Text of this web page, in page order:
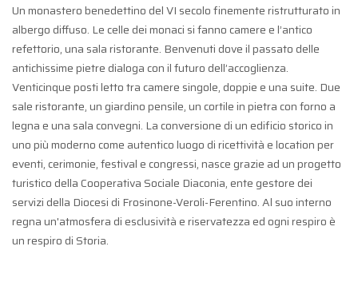
Un monastero benedettino del VI secolo finemente ristrutturato in
albergo diffuso. Le celle dei monaci si fanno camere e l’antico
refettorio, una sala ristorante. Benvenuti dove il passato delle
antichissime pietre dialoga con il futuro dell’accoglienza.
Venticinque posti letto tra camere singole, doppie e una suite. Due
sale ristorante, un giardino pensile, un cortile in pietra con forno a
legna e una sala convegni. La conversione di un edificio storico in
uno più moderno come autentico luogo di ricettività e location per
eventi, cerimonie, festival e congressi, nasce grazie ad un progetto
turistico della Cooperativa Sociale Diaconia, ente gestore dei
servizi della Diocesi di Frosinone-Veroli-Ferentino. Al suo interno
regna un'atmosfera di esclusività e riservatezza ed ogni respiro è
un respiro di Storia.